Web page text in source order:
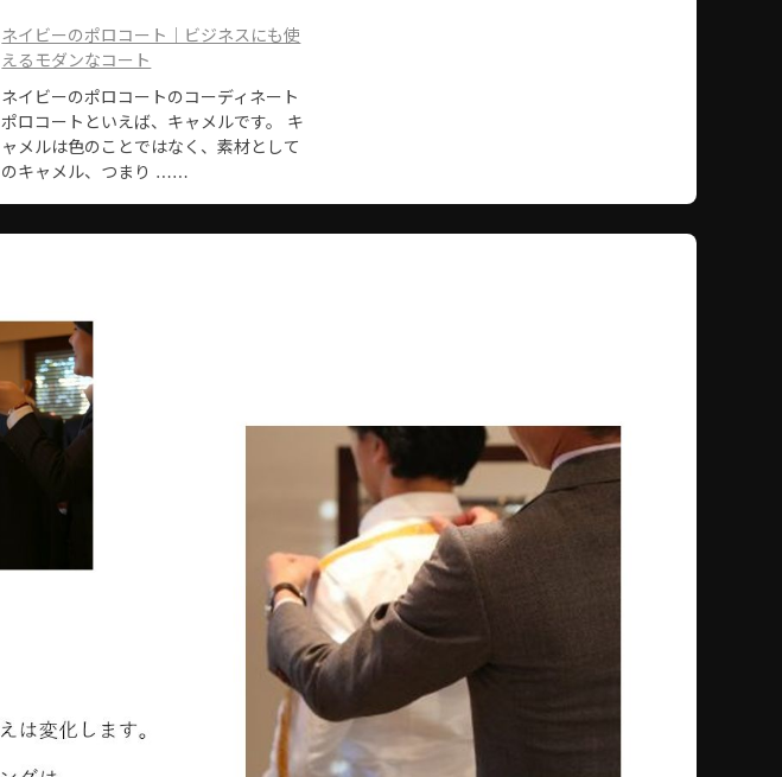
ネイビーのポロコート｜ビジネスにも使
えるモダンなコート
ネイビーのポロコートのコーディネート
ポロコートといえば、キャメルです。 キ
ャメルは色のことではなく、素材として
のキャメル、つまり ……